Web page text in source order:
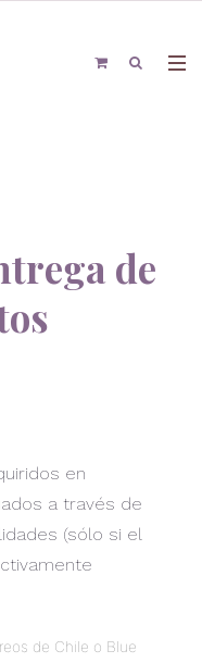
de
en
a través de
(sólo si el
de Chile o Blue